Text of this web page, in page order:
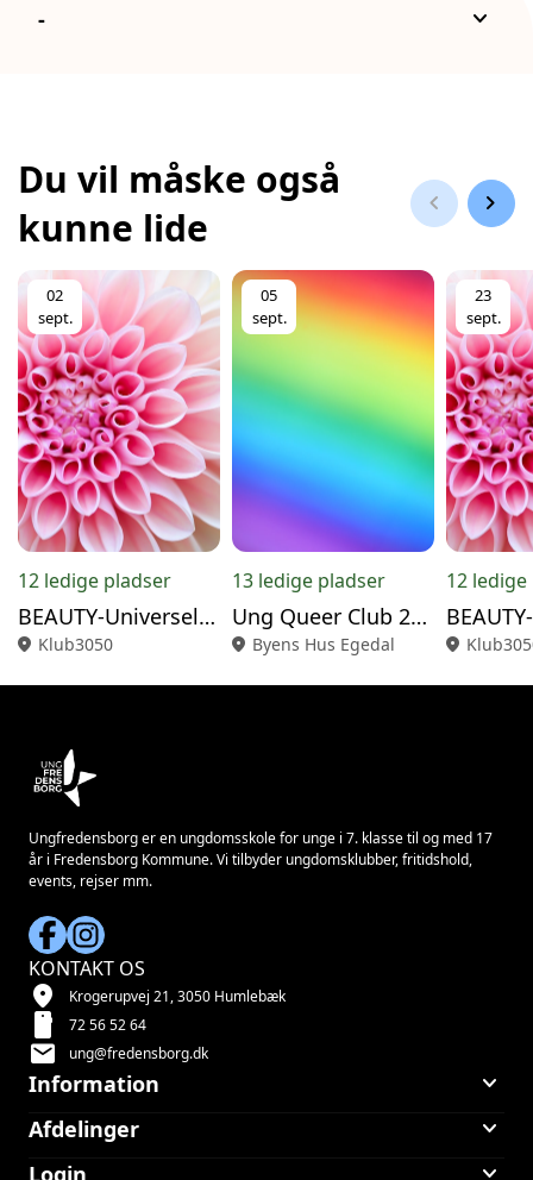
spil, kreative projekter, gode samtaler eller bare et rart sted at
- keyboard_arrow_down
Du vil måske også
kunne lide
chevron_left chevron_right
02
sept.
12 ledige pladser
BEAUTY-Universel Hudpleje 2/9
location_on Klub3050
05
sept.
13 ledige pladser
Ung Queer Club 26/27
location_on Byens Hus Egedal
23
sept.
12
location_on
Ungfredensborg er en ungdomsskole for unge i 7. klasse til og med 17
år i Fredensborg Kommune. Vi tilbyder ungdomsklubber, fritidshold,
events, rejser mm.
KONTAKT OS
location_on Krogerupvej 21, 3050 Humlebæk
smartphone 72 56 52 64
mail ung@fredensborg.dk
Information keyboard_arrow_down
Afdelinger keyboard_arrow_down
Login